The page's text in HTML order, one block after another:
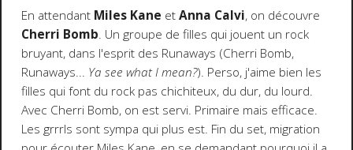
En attendant Miles Kane etAnna Calvi, on découvre
Cherri Bomb. Un groupe de filles qui jouent un rock
bruyant, dans l'esprit des Runaways (Cherri Bomb,
Runaways... Ya see what I mean?). Perso, j'aime bien les
filles qui font du rock pas chichiteux, du dur, du lourd.
Avec Cherri Bomb, on est servi. Primaire mais efficace.
Les grrrls sont sympa qui plus est. Fin du set, migration